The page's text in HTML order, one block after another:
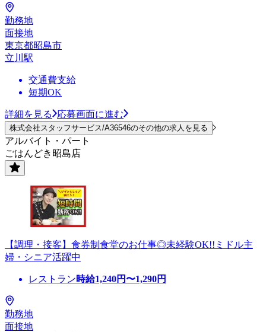
勤務地
面接地
東京都昭島市
立川駅
交通費支給
短期OK
詳細を見る 応募画面に進む
株式会社スタッフサービス/A36546のその他の求人を見る
アルバイト・パート
ごはんどき昭島店
【調理・接客】食券制食堂のお仕事◎未経験OK!!ミドル主
婦・シニア活躍中
レストラン時給1,240円〜1,290円
勤務地
面接地